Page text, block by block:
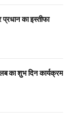
का इस्तीफा
का शुभ दिन कार्यक्रम